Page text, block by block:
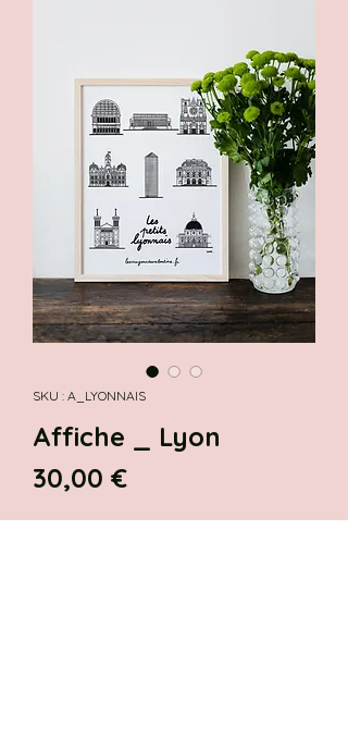
SKU : A_LYONNAIS
Affiche _ Lyon
30,00 €Prix